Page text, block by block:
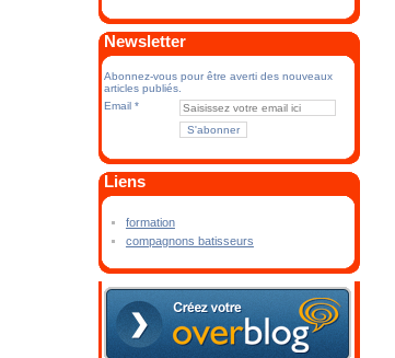
Newsletter
Abonnez-vous pour être averti des nouveaux
articles publiés.
Email
Liens
formation
compagnons batisseurs